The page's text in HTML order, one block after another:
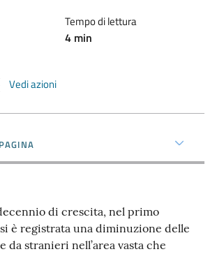
Tempo di lettura
4 min
Vedi azioni
di crescita, nel primo
è registrata una diminuzione delle
da stranieri nell’area vasta che